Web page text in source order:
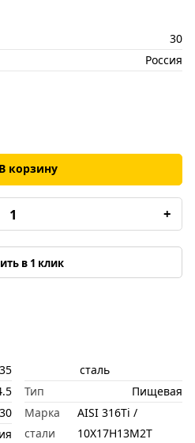
30
Россия
В корзину
+
в 1 клик
30
сталь
Тип
Пищевая
Марка
стали
AISI 316Ti /
10Х17Н13М2Т